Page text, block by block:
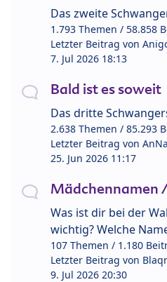
Das zweite
1.793 Themen / 58.858
Letzter Beitrag von
7. Jul 2026 18:13
Bald ist es soweit
Das dritte
2.638 Themen / 85.293
Letzter Beitrag von
25. Jun 2026 11:17
Mädchennamen
Was ist dir bei der
wichtig? Welche
107 Themen / 1.180
Letzter Beitrag von
9. Jul 2026 20:30